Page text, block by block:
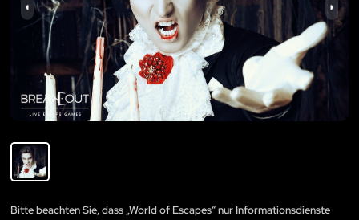
Bitte beachten Sie, dass „World of Escapes“ nur Informationsdienste